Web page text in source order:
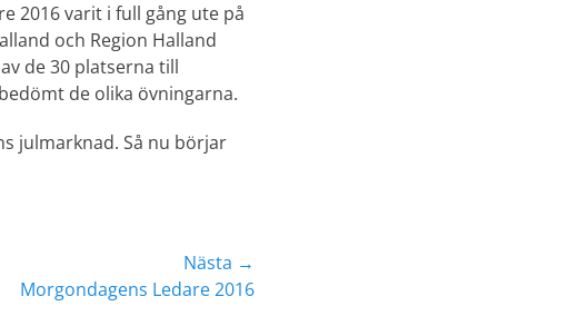
2016 varit i full gång ute på
och Region Halland
de 30 platserna till
de olika övningarna.
julmarknad. Så nu börjar
Nästa →
Morgondagens Ledare 2016